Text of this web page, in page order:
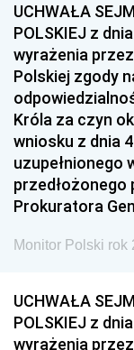
UCHWAŁA
POLSKIEJ z
wyrażenia
Polskiej zgody
Króla za czyn
wniosku z dnia
uzupełnionego
przedłożonego
Prokuratora
Monitor Polski rok
UCHWAŁA
POLSKIEJ z
wyrażenia